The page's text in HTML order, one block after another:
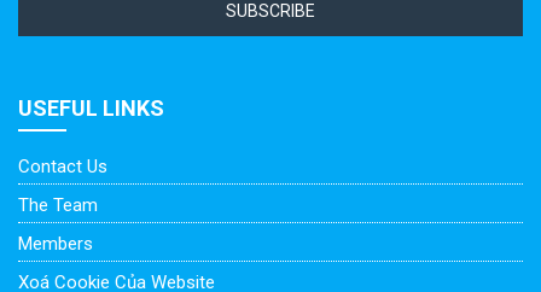
SUBSCRIBE
USEFUL LINKS
Contact Us
The Team
Members
Xoá Cookie Của Website